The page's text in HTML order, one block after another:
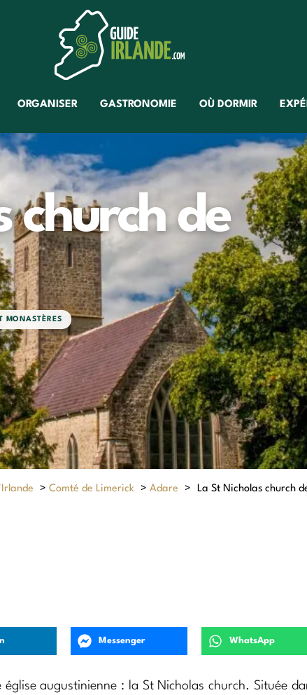
ORGANISER GASTRONOMIE OÙ DORMIR
church de
MONASTÈRES
> Comté de Limerick > Adare > La St Nicholas church
Messenger WhatsApp
augustinienne : la St Nicholas church. Située